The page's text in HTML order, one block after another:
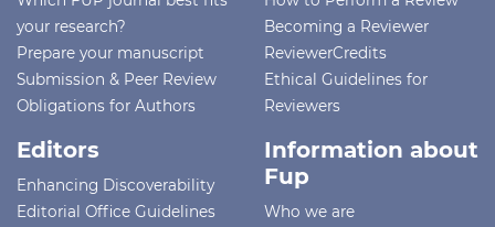
your research?
Prepare your manuscript
Submission & Peer Review
Obligations for Authors
Becoming a Reviewer
ReviewerCredits
Ethical Guidelines for
Reviewers
Editors
Enhancing Discoverability
Editorial Office Guidelines
Information about
Fup
Who we are